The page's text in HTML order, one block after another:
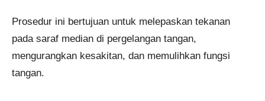
Prosedur ini bertujuan untuk melepaskan tekanan
pada saraf median di pergelangan tangan,
mengurangkan kesakitan, dan memulihkan fungsi
tangan.